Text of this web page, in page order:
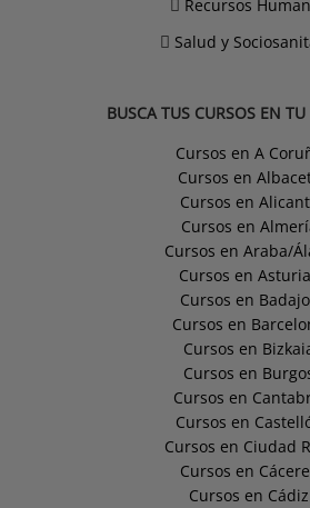
Recursos
Salud y
BUSCA TUS CURSOS EN
Cursos en A
Cursos en
Cursos en
Cursos en
Cursos en Araba/
Cursos en
Cursos en
Cursos en
Cursos en
Cursos en
Cursos en
Cursos en
Cursos en Ciudad
Cursos en
Cursos en Cádiz